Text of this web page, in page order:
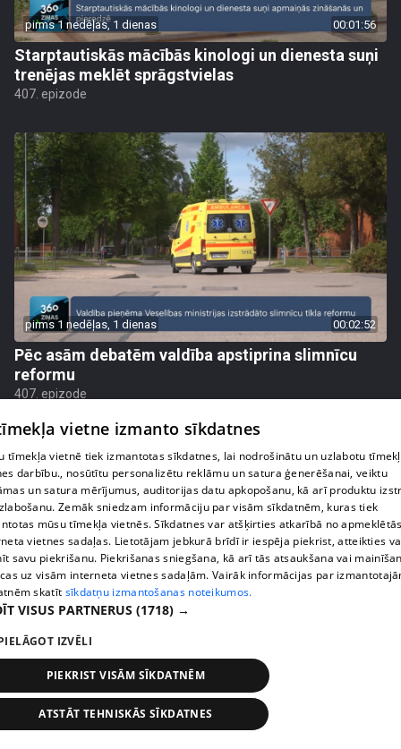
pirms 1 nedēļas, 1 dienas 00:01:56
Starptautiskās mācībās kinologi un dienesta suņi
trenējas meklēt sprāgstvielas
407. epizode
pirms 1 nedēļas, 1 dienas 00:02:52
Pēc asām debatēm valdība apstiprina slimnīcu
reformu
407. epizode
Barkavā sākas kapelmeistaru mācības, lai nodotu
tautas muzicēšanas prasmes nākamajām
paaudzēm
407. epizode
vietne izmanto sīkdatnes
tīmekļa vietnē tiek izmantotas sīkdatnes, lai nodrošinātu un uzlabotu
darbību., nosūtītu personalizētu reklāmu un satura ģenerēšanai, veiktu
un satura mērījumus, auditorijas datu apkopošanu, kā arī produktu
Zemāk sniedzam informāciju par visām sīkdatnēm, kuras tiek
mūsu tīmekļa vietnēs. Sīkdatnes var atšķirties atkarībā no
vietnes sadaļas. Lietotājam jebkurā brīdī ir iespēja piekrist, atteikties
savu piekrišanu. Piekrišanas sniegšana, kā arī tās atsaukšana vai
uz visām interneta vietnes sadaļām. Vairāk informācijas par
skatīt sīkdatņu izmantošanas noteikumos.
VISUS PARTNERUS (1718) →
IZVĒLI
PIEKRIST VISĀM SĪKDATNĒM
ATSTĀT TEHNISKĀS SĪKDATNES